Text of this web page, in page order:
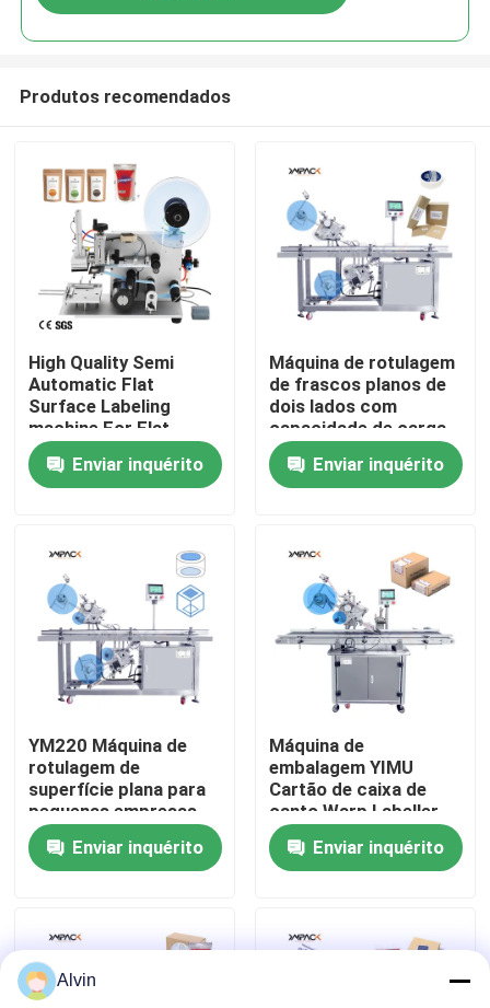
Casa
Produtos
Sobre nós
Excursão da fábrica
Contacte-nos
Notícia
máquina de etiquetas automática
Produtos recomendados
High Quality Semi
Automatic Flat
Surface Labeling
machine For Flat
Bottle Tea Bags
Labeling Applicator
Enviar inquérito
Máquina de rotulagem
de frascos planos de
dois lados com
capacidade de carga
de 350 kg da YIMU
YM220Enviar inquérito
YM220 Máquina de
rotulagem de
superfície plana para
pequenas empresas
Enviar inquérito
Máquina de
embalagem YIMU
Cartão de caixa de
canto Warp Labeller
superfície plana colar
máquina de rotulagem
Enviar inquérito
Alvin